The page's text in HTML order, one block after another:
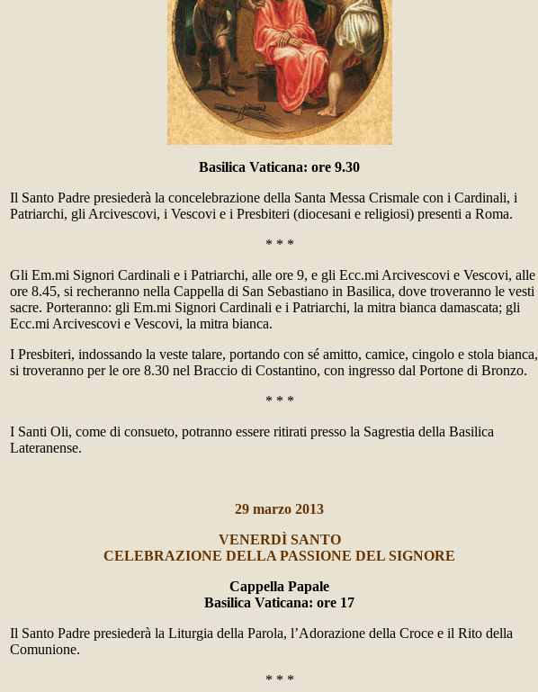
Basilica Vaticana: ore 9.30
Il Santo Padre presiederà la concelebrazione della Santa Messa Crismale con i Cardinali, i
Patriarchi, gli Arcivescovi, i Vescovi e i Presbiteri (diocesani e religiosi) presenti a Roma.
* * *
Gli Em.mi Signori Cardinali e i Patriarchi, alle ore 9, e gli Ecc.mi Arcivescovi e Vescovi, alle
ore 8.45, si recheranno nella Cappella di San Sebastiano in Basilica, dove troveranno le vesti
sacre. Porteranno: gli Em.mi Signori Cardinali e i Patriarchi, la mitra bianca damascata; gli
Ecc.mi Arcivescovi e Vescovi, la mitra bianca.
I Presbiteri, indossando la veste talare, portando con sé amitto, camice, cingolo e stola bianca,
si troveranno per le ore 8.30 nel Braccio di Costantino, con ingresso dal Portone di Bronzo.
* * *
I Santi Oli, come di consueto, potranno essere ritirati presso la Sagrestia della Basilica
Lateranense.
29 marzo 2013
VENERDÌ SANTO
CELEBRAZIONE DELLA PASSIONE DEL SIGNORE
Cappella Papale
Basilica Vaticana: ore 17
Il Santo Padre presiederà la Liturgia della Parola, l’Adorazione della Croce e il Rito della
Comunione.
* * *